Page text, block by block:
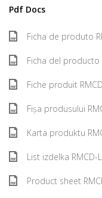
Pdf Docs
Ficha de produto
Ficha del producto
Fiche produit
Fișa produsului
Karta produktu
List izdelka RMCD-
Product sheet